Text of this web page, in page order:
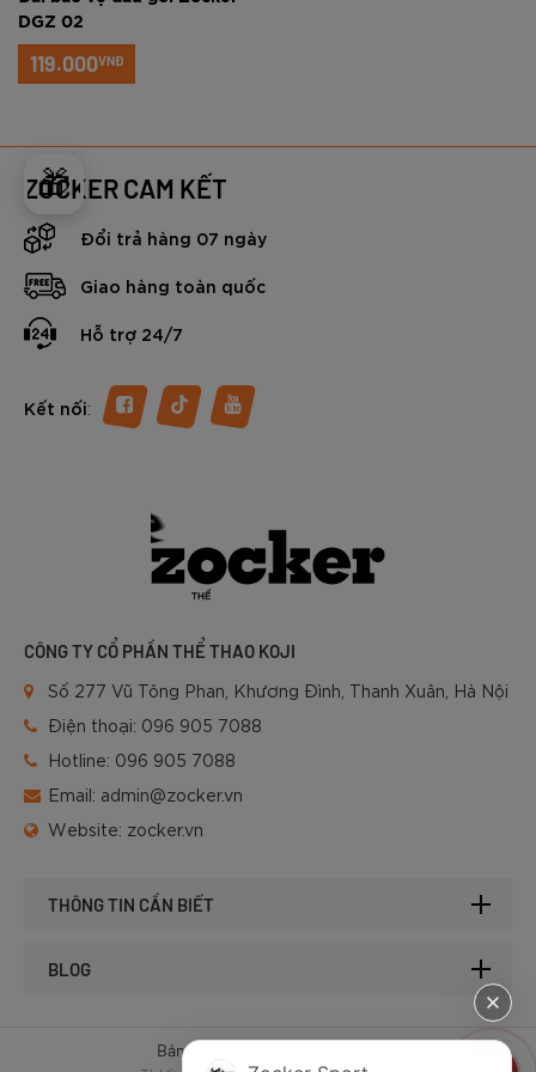
🎁
DGZ 02
119.000VNĐ
ZOCKER CAM KẾT
Đổi trả hàng 07 ngày
Giao hàng toàn quốc
Hỗ trợ 24/7
Kết nối:
CÔNG TY CỔ PHẦN THỂ THAO KOJI
Số 277 Vũ Tông Phan, Khương Đình, Thanh Xuân, Hà Nội
Điện thoại: 096 905 7088
Hotline: 096 905 7088
Email: admin@zocker.vn
Website: zocker.vn
THÔNG TIN CẦN BIẾT
BLOG
Bản quyền © 2025 của Zocker.